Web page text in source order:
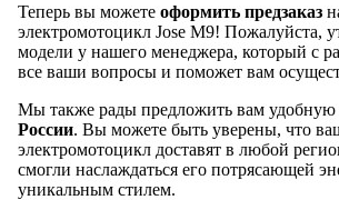
Теперь вы можете оформить предзаказ
электромотоцикл Jose M9! Пожалуйста,
модели у нашего менеджера, который с
все ваши вопросы и поможет вам
Мы также рады предложить вам удобную
России. Вы можете быть уверены, что
электромотоцикл доставят в любой
смогли наслаждаться его потрясающей
уникальным стилем.